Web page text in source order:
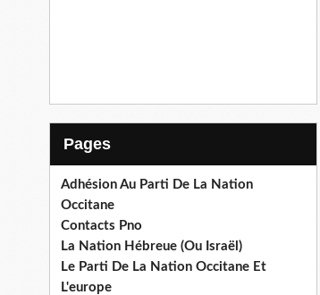
Pages
Adhésion Au Parti De La Nation
Occitane
Contacts Pno
La Nation Hébreue (Ou Israël)
Le Parti De La Nation Occitane Et
L'europe